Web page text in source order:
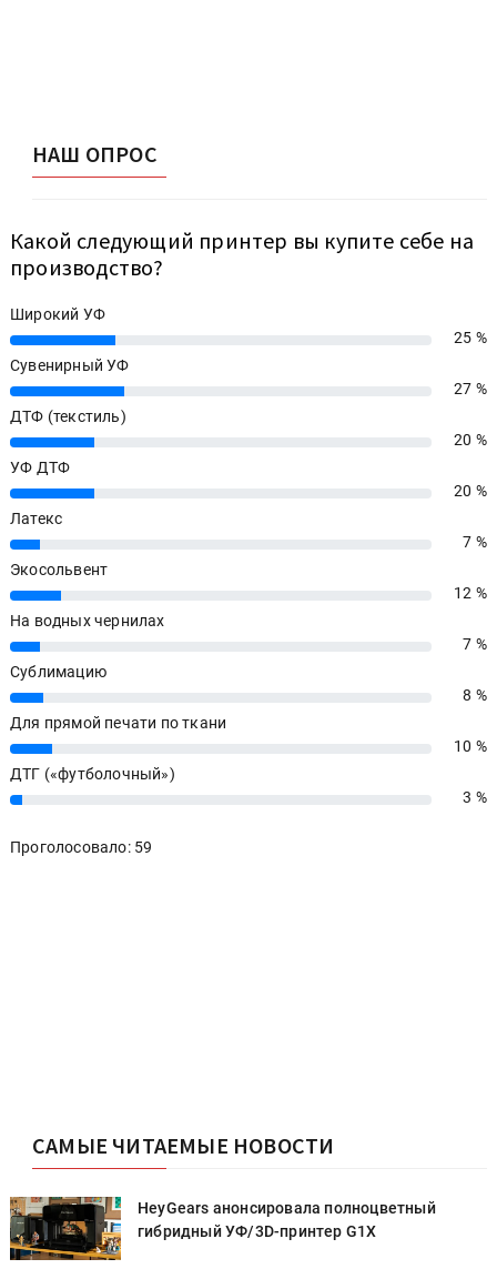
НАШ ОПРОС
Какой следующий принтер вы купите себе на
производство?
Широкий УФ
25%
25 %
Сувенирный УФ
27%
27 %
ДТФ (текстиль)
20%
20 %
УФ ДТФ
20%
20 %
Латекс
7%
7 %
Экосольвент
12%
12 %
На водных чернилах
7%
7 %
Сублимацию
8%
8 %
Для прямой печати по ткани
10%
10 %
ДТГ («футболочный»)
3% 3 %
Проголосовало: 59
САМЫЕ ЧИТАЕМЫЕ НОВОСТИ
HeyGears анонсировала полноцветный
гибридный УФ/3D-принтер G1X